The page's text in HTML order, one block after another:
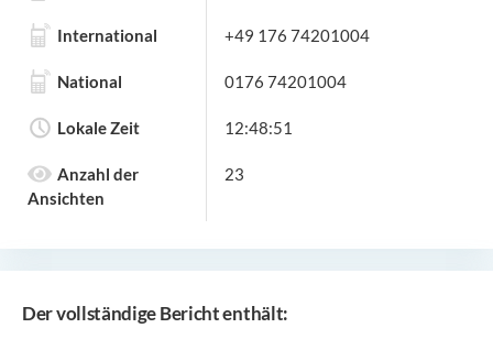
International +49 176 74201004
National 0176 74201004
Lokale Zeit 12:48:51
Anzahl der
Ansichten
23
Der vollständige Bericht enthält: